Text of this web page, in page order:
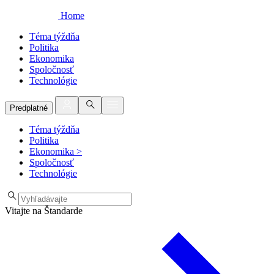
Home
Téma týždňa
Politika
Ekonomika
Spoločnosť
Technológie
Predplatné
Téma týždňa
Politika
Ekonomika >
Spoločnosť
Technológie
Vitajte na Štandarde